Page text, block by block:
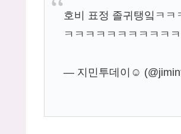
호비 표정 졸귀탱잌ㅋ
ㅋㅋㅋㅋㅋㅋㅋㅋㅋㅋ
— 지민투데이☺️